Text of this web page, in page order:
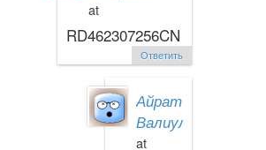
at
RD462307256CN
Ответить
Айрат
Валиуллин
at